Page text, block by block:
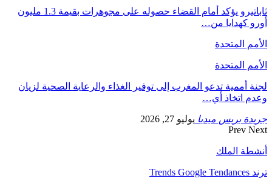
ثاباتيرو يؤكد أمام القضاء حصوله على مجوهرات بقيمة 1.3 مليون
أورو كهدايا من…
الأمم المتحدة
الأمم المتحدة
لجنة أممية تدعو المغرب إلى توفير الغذاء والرعاية الصحية لزيان
وعدم اتخاذ أي…
جريدة بريس ميديا يوليو 27, 2026
Prev Next
أنشطة الملك
ترند Trends Google Tendances